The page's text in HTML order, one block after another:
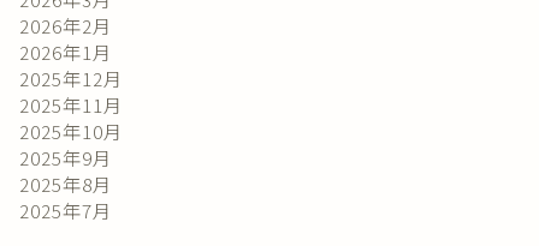
2026年2月
2026年1月
2025年12月
2025年11月
2025年10月
2025年9月
2025年8月
2025年7月